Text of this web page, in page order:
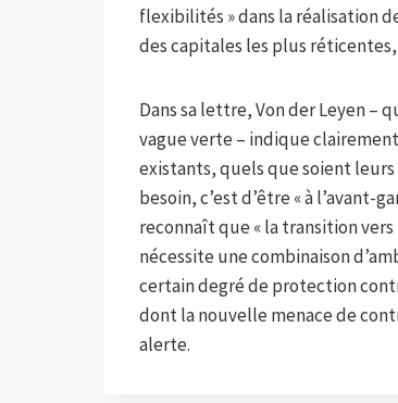
flexibilités » dans la réalisation
des capitales les plus réticentes,
Dans sa lettre, Von der Leyen –
vague verte – indique
existants, quels que soient leurs
besoin, c’est d’être « à l’avant-
reconnaît que « la transition
nécessite une combinaison
certain degré de protection
dont la nouvelle menace de
alerte.